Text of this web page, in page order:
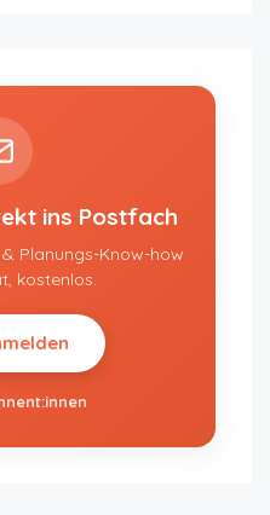
ins Postfach
Planungs-Know-how
kostenlos.